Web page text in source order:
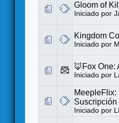
Gloom of
Iniciado por
Kingdom
Iniciado por
🦊Fox One:
Iniciado por
MeepleFlix:
Suscripción
Iniciado por